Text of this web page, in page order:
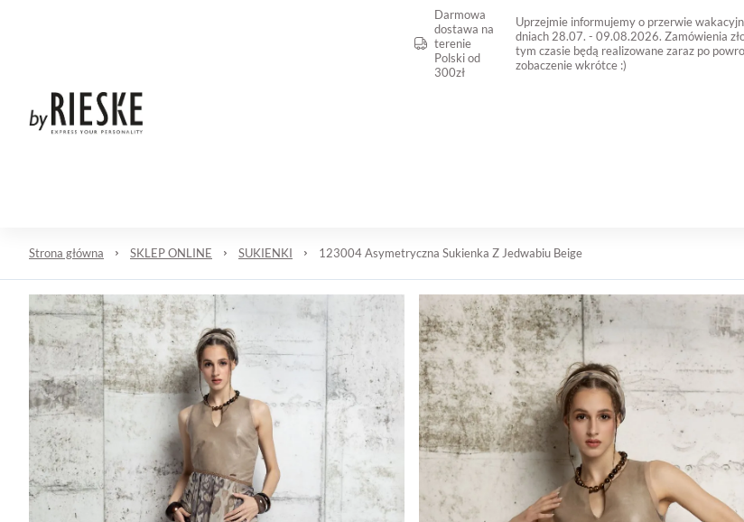
Darmowa
dostawa na
terenie
Polski od
300zł
Uprzejmie informujemy o przerwie
dniach 28.07. - 09.08.2026. Zamówienia
tym czasie będą realizowane zaraz po
zobaczenie wkrótce :)
Strona główna SKLEP ONLINE SUKIENKI 123004 Asymetryczna Sukienka Z Jedwabiu Beige